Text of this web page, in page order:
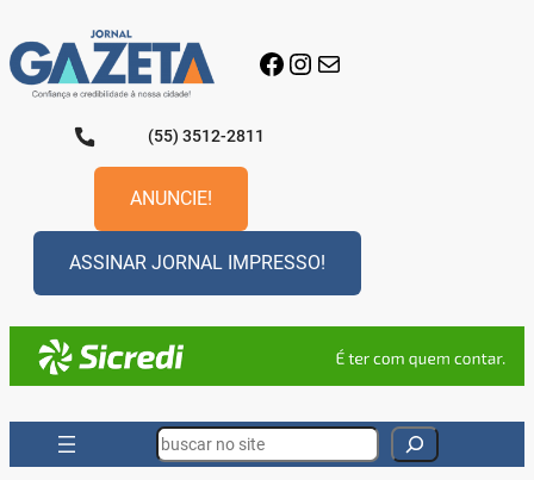
para
o
conteúdo
Facebook
Instagram
E-mail
(55) 3512-2811
ANUNCIE!
ASSINAR JORNAL IMPRESSO!
Search